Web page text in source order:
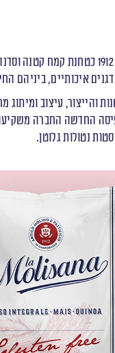
נוסד ע”י משפחת קרלונה והחל את
איכותיים, ביניהם
עיצוב ומיתוג
העולם. כחלק מהתפיסה החדשה
נטולות גלוטן.